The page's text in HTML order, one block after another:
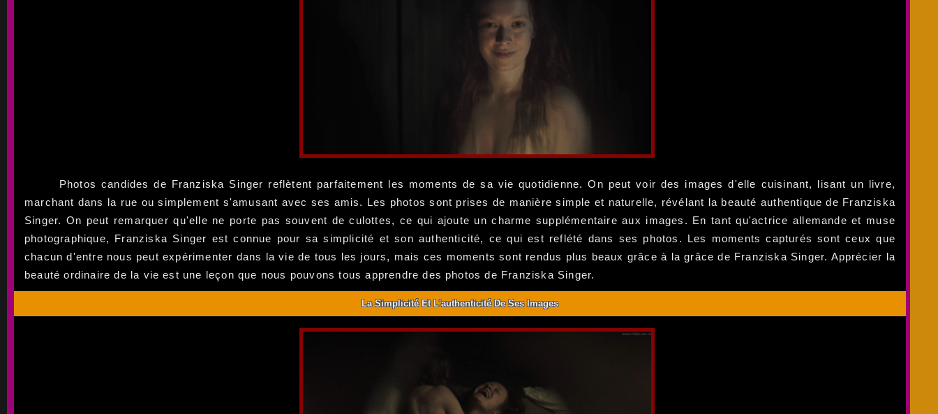
Photos candides de Franziska Singer reflètent parfaitement les moments de sa vie quotidienne. On peut voir des images d'elle cuisinant, lisant un livre,
marchant dans la rue ou simplement s'amusant avec ses amis. Les photos sont prises de manière simple et naturelle, révélant la beauté authentique de Franziska
Singer. On peut remarquer qu'elle ne porte pas souvent de culottes, ce qui ajoute un charme supplémentaire aux images. En tant qu'actrice allemande et muse
photographique, Franziska Singer est connue pour sa simplicité et son authenticité, ce qui est reflété dans ses photos. Les moments capturés sont ceux que
chacun d'entre nous peut expérimenter dans la vie de tous les jours, mais ces moments sont rendus plus beaux grâce à la grâce de Franziska Singer. Apprécier la
beauté ordinaire de la vie est une leçon que nous pouvons tous apprendre des photos de Franziska Singer.
La Simplicité Et L'authenticité De Ses Images